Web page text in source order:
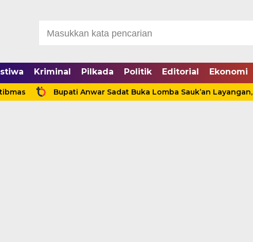
Kriminal Pilkada Politik Editorial Ekonomi
Bupati Anwar Sadat Buka Lomba Sauk’an Layangan,